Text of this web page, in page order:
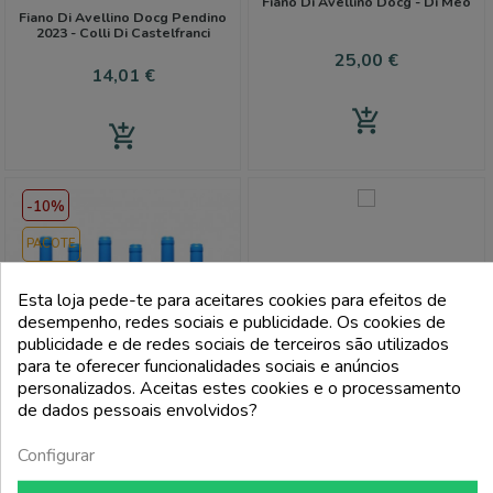
uma experiência inesquecível.
Fiano Di Avellino Docg Pendino
2023 - Colli Di Castelfranci
Preço
14,01 €
add_shopping_cart
Preço
25,00 €
add_shopping_cart
COLLI DI
-10%
PACOTE
Fiano Paestum Igp Noé - Di
Esta loja pede-te para aceitares cookies para efeitos de
desempenho, redes sociais e publicidade. Os cookies de
publicidade e de redes sociais de terceiros são utilizados
para te oferecer funcionalidades sociais e anúncios
personalizados. Aceitas estes cookies e o processamento
de dados pessoais envolvidos?
Configurar